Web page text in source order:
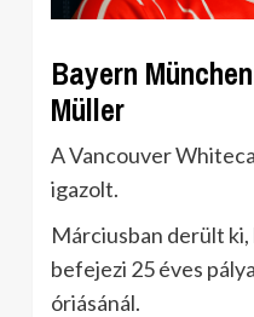
Bayern
Müller
A Vancouver
igazolt.
Márciusban derült
befejezi 25 éves
óriásánál.